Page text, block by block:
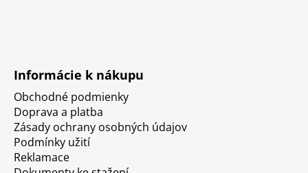
Informácie k nákupu
Obchodné podmienky
Doprava a platba
Zásady ochrany osobných údajov
Podmínky užití
Reklamace